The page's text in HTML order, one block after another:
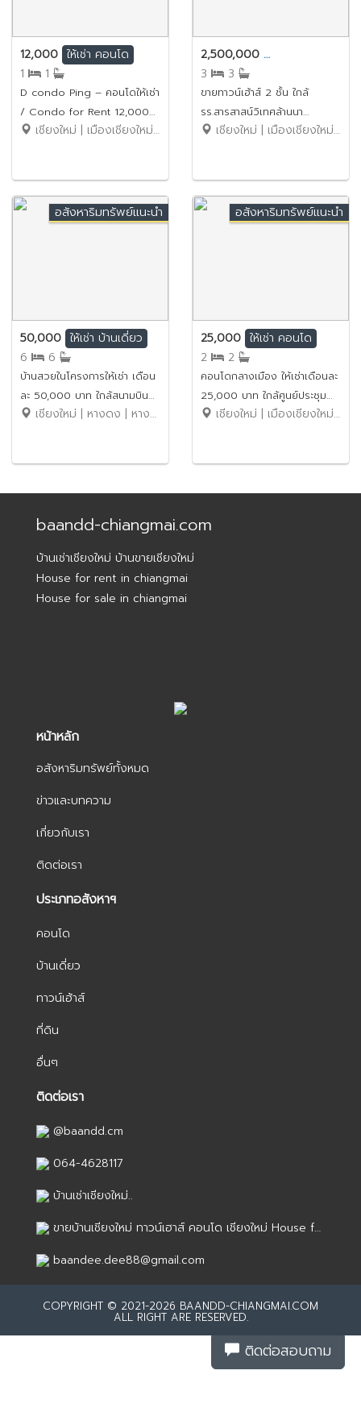
12,000 ให้เช่า คอนโด
1
1
D condo Ping – คอนโดให้เช่า
/ Condo for Rent 12,000
บาท / ใกล้ เซ็นทรัลเฟสติวัล
เชียงใหม่ | เมืองเชียงใหม่ | ฟ้าฮ่าม
2,500,000ขาย
3
3
ขายทาวน์เฮ้าส์ 2 ชั้น ใกล้
รร.สารสาสน์วิเทศล้านนา
No.9SB296
เชียงใหม่ | เมืองเชียงใหม่ | แม่เหียะ
อสังหาริมทรัพย์แนะนำ
50,000 ให้เช่า บ้านเดี่ยว
6
6
บ้านสวยในโครงการให้เช่า เดือน
ละ 50,000 บาท ใกล้สนามบิน
เพียง 15 นาที No.9H440
เชียงใหม่ | หางดง | หางดง
อสังหาริมทรัพย์แนะนำ
25,000 ให้เช่า คอนโด
2
2
คอนโดกลางเมือง ให้เช่าเดือนละ
25,000 บาท ใกล้ศูนย์ประชุม
และแสดงสินค้านานาชาติ
เชียงใหม่ | เมืองเชียงใหม่ | ช้างเผือก
baandd-chiangmai.com
บ้านเช่าเชียงใหม่ บ้านขายเชียงใหม่
House for rent in chiangmai
House for sale in chiangmai
หน้าหลัก
อสังหาริมทรัพย์ทั้งหมด
ข่าวและบทความ
เกี่ยวกับเรา
ติดต่อเรา
ประเภทอสังหาฯ
คอนโด
บ้านเดี่ยว
ทาวน์เฮ้าส์
ที่ดิน
อื่นๆ
ติดต่อเรา
@baandd.cm
064-4628117
บ้านเช่าเชียงใหม่..
ขายบ้านเชียงใหม่ ทาวน์เฮาส์ คอนโด เชียงใหม่ House for sale in Chiang Mai
baandee.dee88@gmail.com
COPYRIGHT © 2021-2026 BAANDD-CHIANGMAI.COM
ALL RIGHT ARE RESERVED.
ติดต่อสอบถาม